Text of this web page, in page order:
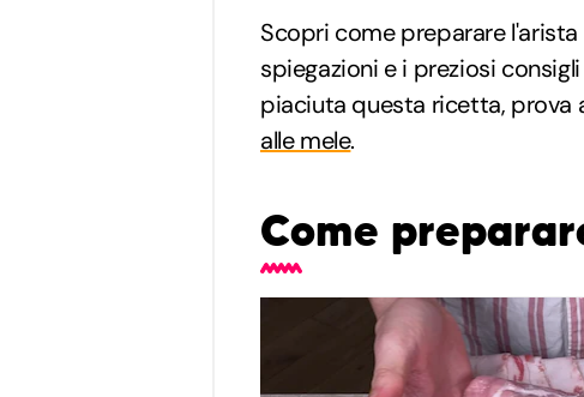
Scopri come preparare
spiegazioni e i preziosi
piaciuta questa ricetta, prova
alle mele.
Come